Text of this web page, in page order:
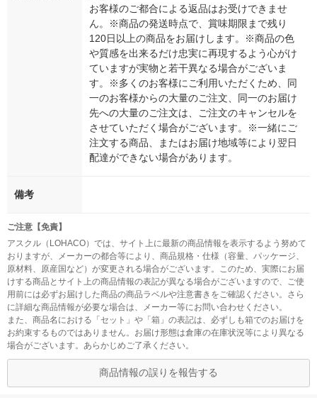
お客様のご都合による返品はお受けできませ
ん。※商品の発送時点で、賞味期限まで残り
120日以上の商品をお届けします。※商品の色
や質感を出来るだけ忠実に再現するよう心がけ
ていますが実物と若干異なる場合がございま
す。※多くのお客様にご利用いただくため、同
一のお客様からの大量のご注文、同一のお届け
先への大量のご注文は、ご注文のキャンセルを
させていただく場合がございます。※一緒にご
注文する商品、またはお届け地域等により翌日
配達ができない場合があります。
備考
ご注意【免責】
アスクル（LOHACO）では、サイト上に最新の商品情報を表示するよう努めて
おりますが、メーカーの都合等により、商品規格・仕様（容量、パッケージ、
原材料、原産国など）が変更される場合がございます。このため、実際にお届
けする商品とサイト上の商品情報の表記が異なる場合がございますので、ご使
用前には必ずお届けした商品の商品ラベルや注意書きをご確認ください。さら
に詳細な商品情報が必要な場合は、メーカー等にお問い合わせください。
また、商品名における「セット」や「箱」の表記は、必ずしも箱でのお届けを
お約束するものではありません。お届け形態は倉庫の在庫状況等により異なる
場合がございます。あらかじめご了承ください。
商品情報の誤りを報告する